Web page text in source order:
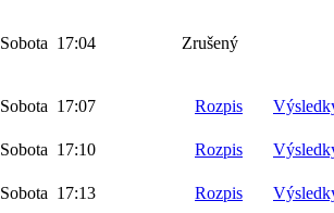
Sobota 17:04 Zrušený
Sobota 17:07 Rozpis
Sobota 17:10 Rozpis
Sobota 17:13 Rozpis